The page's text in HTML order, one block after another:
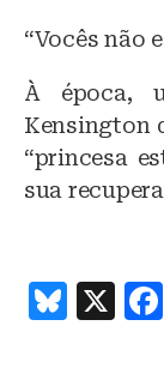
“Vocês não
À época,
Kensington
“princesa
sua
B
X